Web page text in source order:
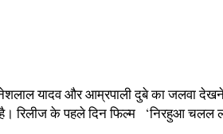
यादव और आम्रपाली दुबे का जलवा
रिलीज के पहले दिन फिल्‍म ‘निरहुआ